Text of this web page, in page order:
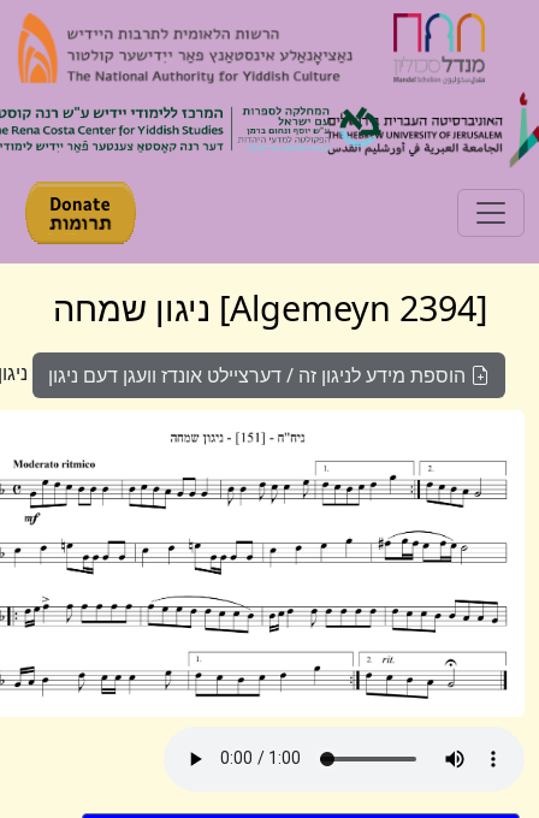
Toggle
הוספת מידע לניגון זה / דערציילט אונדז וועגן דעם ניגון ניגון 1967